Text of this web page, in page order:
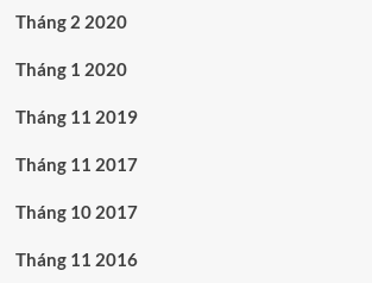
Tháng 2 2020
Tháng 1 2020
Tháng 11 2019
Tháng 11 2017
Tháng 10 2017
Tháng 11 2016